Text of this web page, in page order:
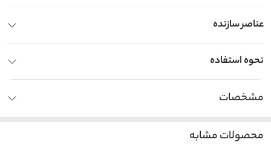
عناصر سازنده
نحوه استفاده
مشخصات
محصولات مشابه